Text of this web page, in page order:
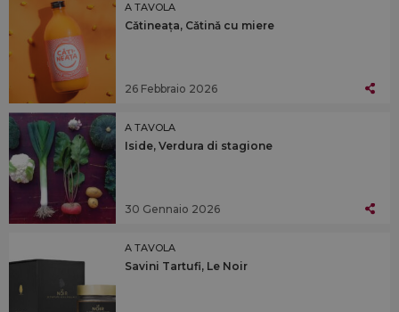
A TAVOLA
Cǎtineața, Cǎtinǎ cu miere
26 Febbraio 2026
A TAVOLA
Iside, Verdura di stagione
30 Gennaio 2026
A TAVOLA
Savini Tartufi, Le Noir